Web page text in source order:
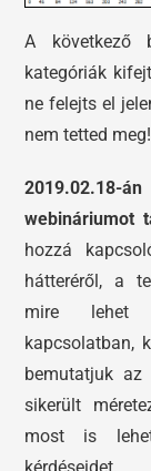
A következő
kategóriák
ne felejts el
nem tetted meg!
2019.02.18-
webináriumot
hozzá
hátteréről, a
mire lehet
kapcsolatban,
bemutatjuk
sikerült
most is
kérdéseidet.